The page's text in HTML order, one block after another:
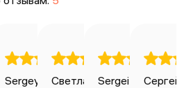
27.04.202528.04.2025
Sergey Avdeev
20.01.2025
СветланаSergei Volkov
Сергей